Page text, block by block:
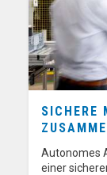
SICHERE
Autonomes
einer